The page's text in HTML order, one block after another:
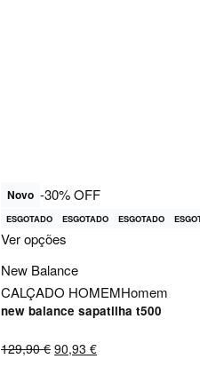
Novo -30% OFF
ESGOTADO ESGOTADO ESGOTADO
Ver opções
New Balance
CALÇADO HOMEMHomem
new balance sapatilha t500
129,90€ 90,93 €